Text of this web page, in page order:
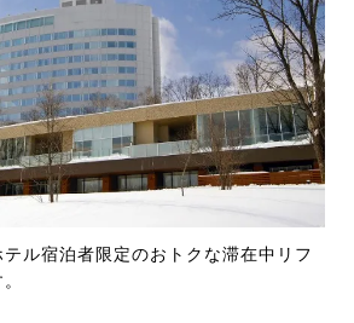
ル宿泊者限定のおトクな滞在中リフ